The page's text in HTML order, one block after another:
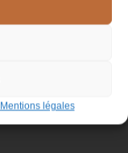
Mentions légales